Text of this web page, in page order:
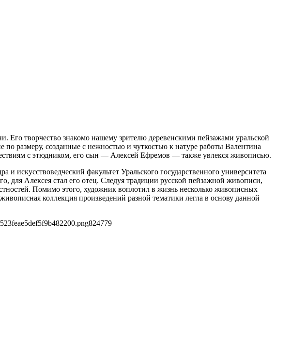
творчество знакомо нашему зрителю деревенскими пейзажами уральской
размеру, созданные с нежностью и чуткостью к натуре работы Валентина
с этюдником, его сын — Алексей Ефремов — также увлекся живописью.
факультет Уральского государственного университета
Алексея стал его отец. Следуя традиции русской пейзажной живописи,
Помимо этого, художник воплотил в жизнь несколько живописных
коллекция произведений разной тематики легла в основу данной
824779